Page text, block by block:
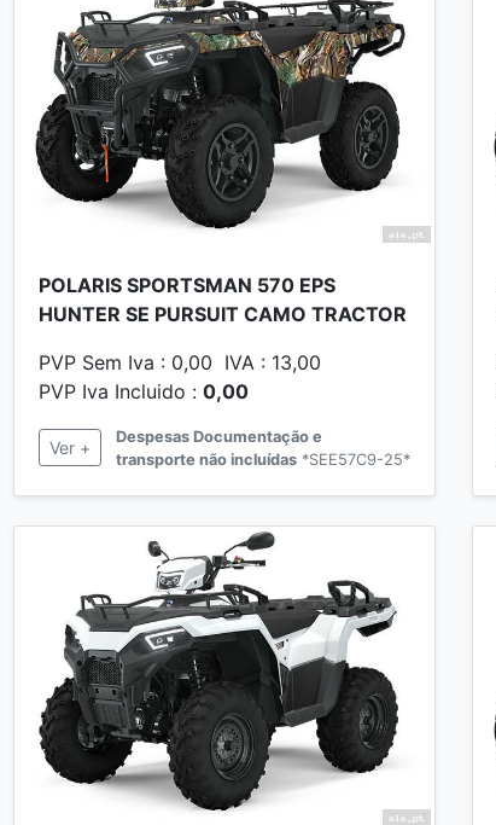
POLARIS SPORTSMAN 570 EPS
HUNTER SE PURSUIT CAMO TRACTOR
PVP Sem Iva : 0,00 IVA : 13,00
PVP Iva Incluido : 0,00
Ver +
Despesas Documentação e
transporte não incluídas *SEE57C9-25*